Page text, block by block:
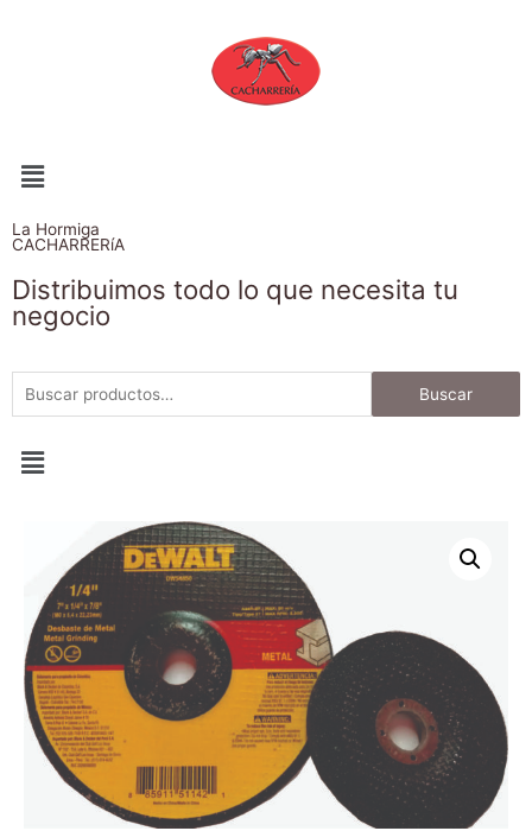
La Hormiga
CACHARRERíA
Distribuimos todo lo que necesita tu
negocio
Buscar